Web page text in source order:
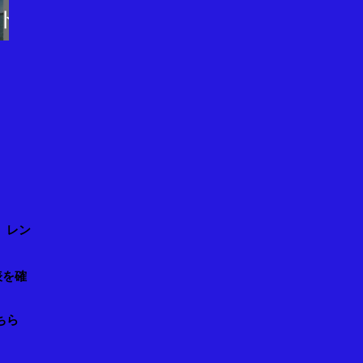
レン
確
ら